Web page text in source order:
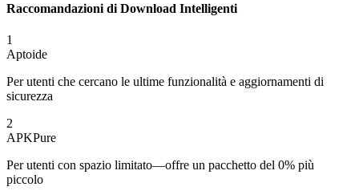
Raccomandazioni di Download Intelligenti
1
Aptoide
Per utenti che cercano le ultime funzionalità e aggiornamenti di
sicurezza
2
APKPure
Per utenti con spazio limitato—offre un pacchetto del 0% più
piccolo